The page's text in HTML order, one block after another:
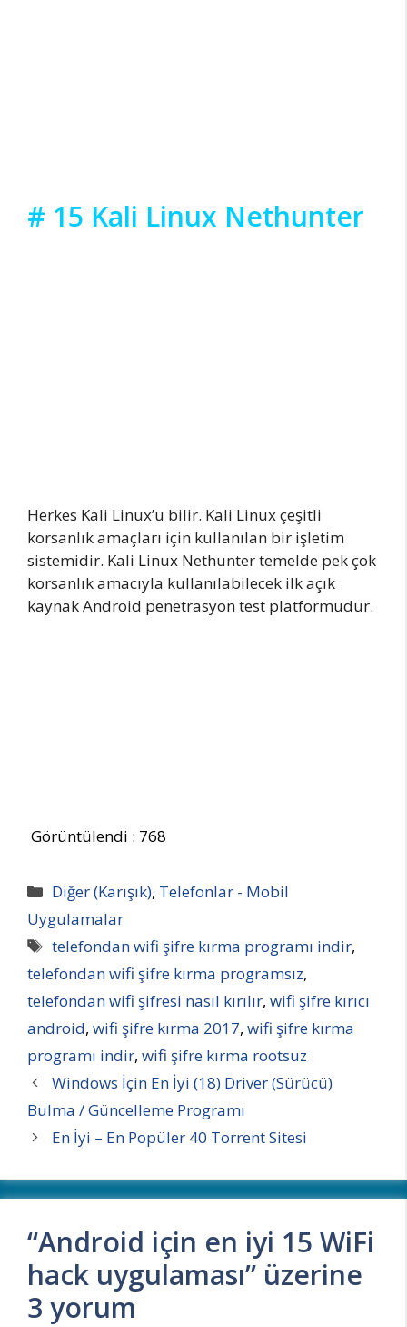
# 15 Kali Linux Nethunter
Herkes Kali Linux’u bilir. Kali Linux çeşitli
korsanlık amaçları için kullanılan bir işletim
sistemidir. Kali Linux Nethunter temelde pek çok
korsanlık amacıyla kullanılabilecek ilk açık
kaynak Android penetrasyon test platformudur.
Görüntülendi : 768
Kategoriler
Diğer (Karışık), Telefonlar - Mobil
Uygulamalar
Etiketler
telefondan wifi şifre kırma programı indir,
telefondan wifi şifre kırma programsız,
telefondan wifi şifresi nasıl kırılır, wifi şifre kırıcı
android, wifi şifre kırma 2017, wifi şifre kırma
programı indir, wifi şifre kırma rootsuz
Windows İçin En İyi (18) Driver (Sürücü)
Bulma / Güncelleme Programı
En İyi – En Popüler 40 Torrent Sitesi
“Android için en iyi 15 WiFi
hack uygulaması” üzerine
3 yorum